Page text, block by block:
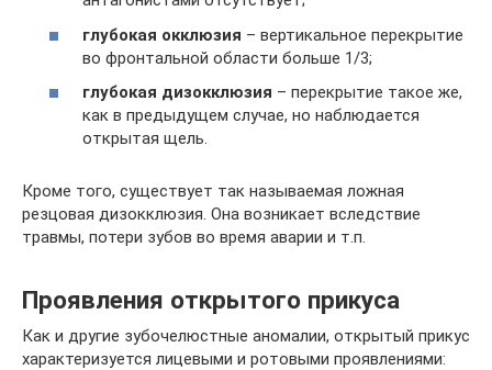
глубокая окклюзия – вертикальное перекрытие
во фронтальной области больше 1/3;
глубокая дизокклюзия – перекрытие такое же,
как в предыдущем случае, но наблюдается
открытая щель.
Кроме того, существует так называемая ложная
резцовая дизокклюзия. Она возникает вследствие
травмы, потери зубов во время аварии и т.п.
Проявления открытого прикуса
Как и другие зубочелюстные аномалии, открытый прикус
характеризуется лицевыми и ротовыми проявлениями: